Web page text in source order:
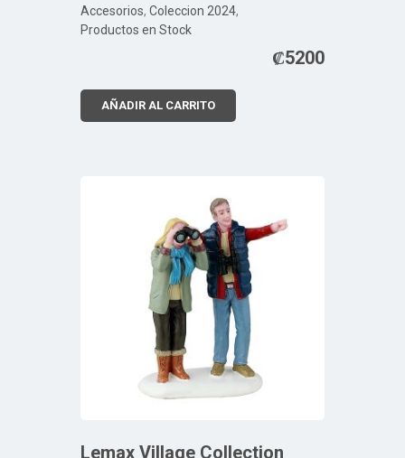
Accesorios, Coleccion 2024,
Productos en Stock
₡5200
AÑADIR AL CARRITO
Lemax Village Collection